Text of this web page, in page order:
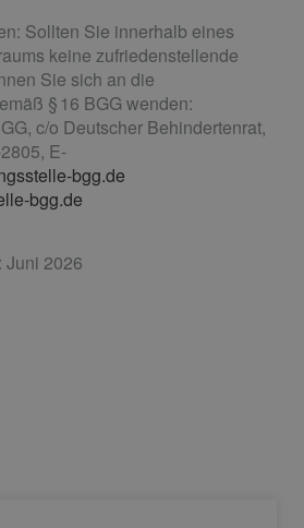
Sollten Sie innerhalb eines
keine zufriedenstellende
Sie sich an die
§ 16 BGG wenden:
c/o Deutscher Behindertenrat,
E-
bgg.de
bgg.de
Juni 2026